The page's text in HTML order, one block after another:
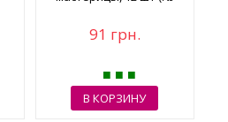
91 грн.
В КОРЗИНУ